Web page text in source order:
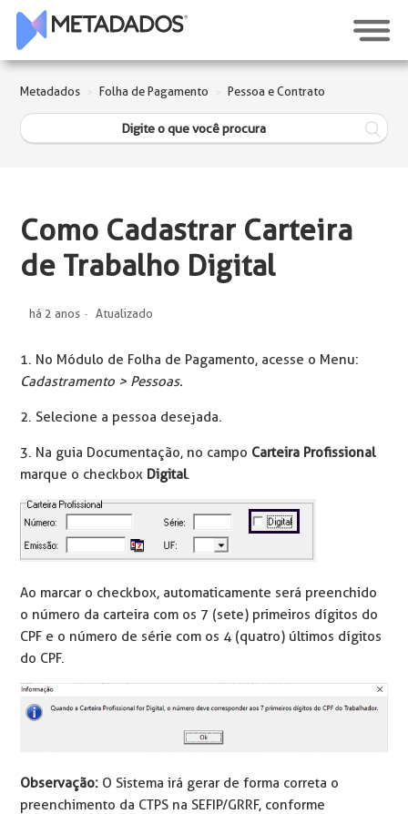
Metadados Folha de Pagamento Pessoa e Contrato
Como Cadastrar Carteira
de Trabalho Digital
há 2 anos Atualizado
1. No Módulo de Folha de Pagamento, acesse o Menu:
Cadastramento > Pessoas.
2. Selecione a pessoa desejada.
3. Na guia Documentação, no campo Carteira Profissional
marque o checkbox Digital.
Ao marcar o checkbox, automaticamente será preenchido
o número da carteira com os 7 (sete) primeiros dígitos do
CPF e o número de série com os 4 (quatro) últimos dígitos
do CPF.
Observação: O Sistema irá gerar de forma correta o
preenchimento da CTPS na SEFIP/GRRF, conforme